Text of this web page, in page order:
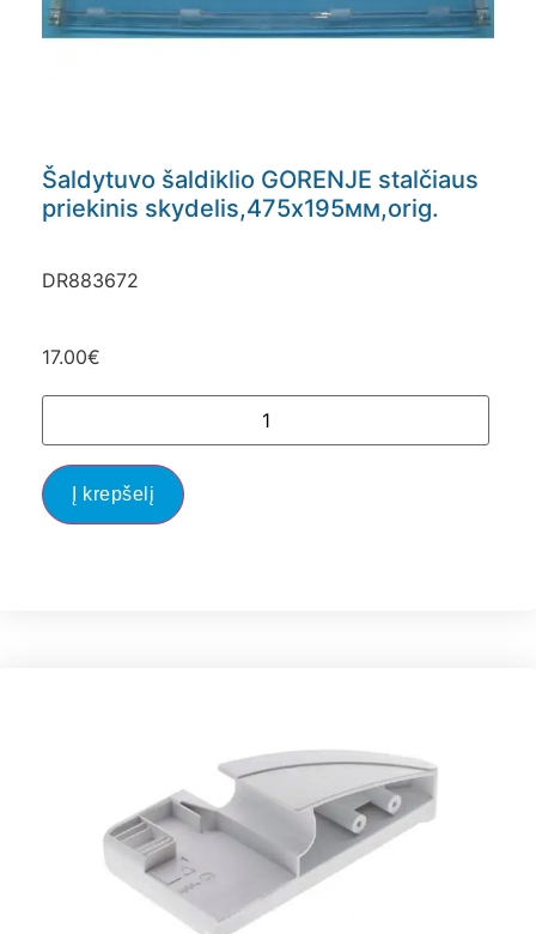
Šaldytuvo šaldiklio GORENJE stalčiaus
priekinis skydelis,475х195мм,orig.
DR883672
17.00€
Į krepšelį